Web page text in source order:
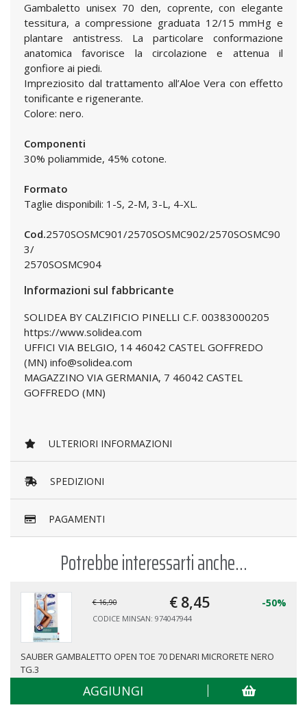
Gambaletto unisex 70 den, coprente, con elegante
tessitura, a compressione graduata 12/15 mmHg e
plantare antistress. La particolare conformazione
anatomica favorisce la circolazione e attenua il
gonfiore ai piedi.
Impreziosito dal trattamento all’Aloe Vera con effetto
tonificante e rigenerante.
Colore: nero.
Componenti
30% poliammide, 45% cotone.
Formato
Taglie disponibili: 1-S, 2-M, 3-L, 4-XL.
Cod.2570SOSMC901/2570SOSMC902/2570SOSMC90
3/
2570SOSMC904
Informazioni sul fabbricante
SOLIDEA BY CALZIFICIO PINELLI C.F. 00383000205
https://www.solidea.com
UFFICI VIA BELGIO, 14 46042 CASTEL GOFFREDO
(MN) info@solidea.com
MAGAZZINO VIA GERMANIA, 7 46042 CASTEL
GOFFREDO (MN)
ULTERIORI INFORMAZIONI
SPEDIZIONI
PAGAMENTI
Potrebbe interessarti anche...
€ 16,90 € 8,45 -50%
CODICE MINSAN: 974047944
SAUBER GAMBALETTO OPEN TOE 70 DENARI MICRORETE NERO
TG.3
AGGIUNGI